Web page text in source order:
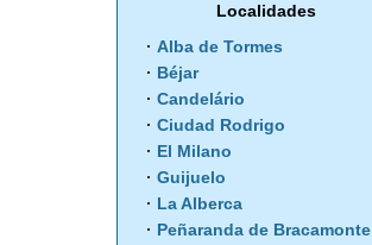
Localidades
Alba de Tormes
Béjar
Candelário
Ciudad Rodrigo
El Milano
Guijuelo
La Alberca
Peñaranda de Bracamonte